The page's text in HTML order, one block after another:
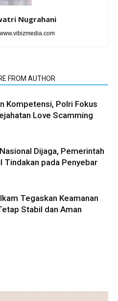
Nugrahani
FROM AUTHOR
Kompetensi, Polri Fokus
Love Scamming
Dijaga, Pemerintah
Tindakan pada Penyebar
Tegaskan Keamanan
Stabil dan Aman